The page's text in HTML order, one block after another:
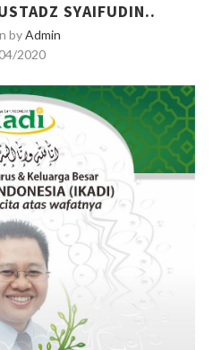
SYAIFUDIN..
byAdmin
2020